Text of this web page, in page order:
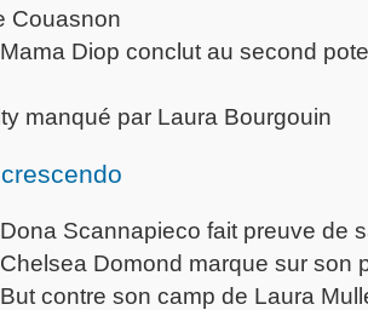
Couasnon
Diop conclut au second
manqué par Laura Bourgouin
Scannapieco fait preuve de
Domond marque sur son
contre son camp de Laura